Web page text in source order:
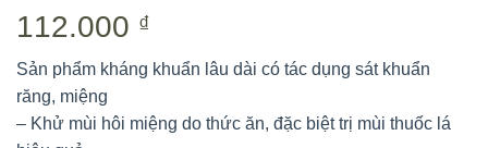
112.000 ₫
Sản phẩm kháng khuẩn lâu dài có tác dụng sát khuẩn
răng, miệng
– Khử mùi hôi miệng do thức ăn, đặc biệt trị mùi thuốc lá